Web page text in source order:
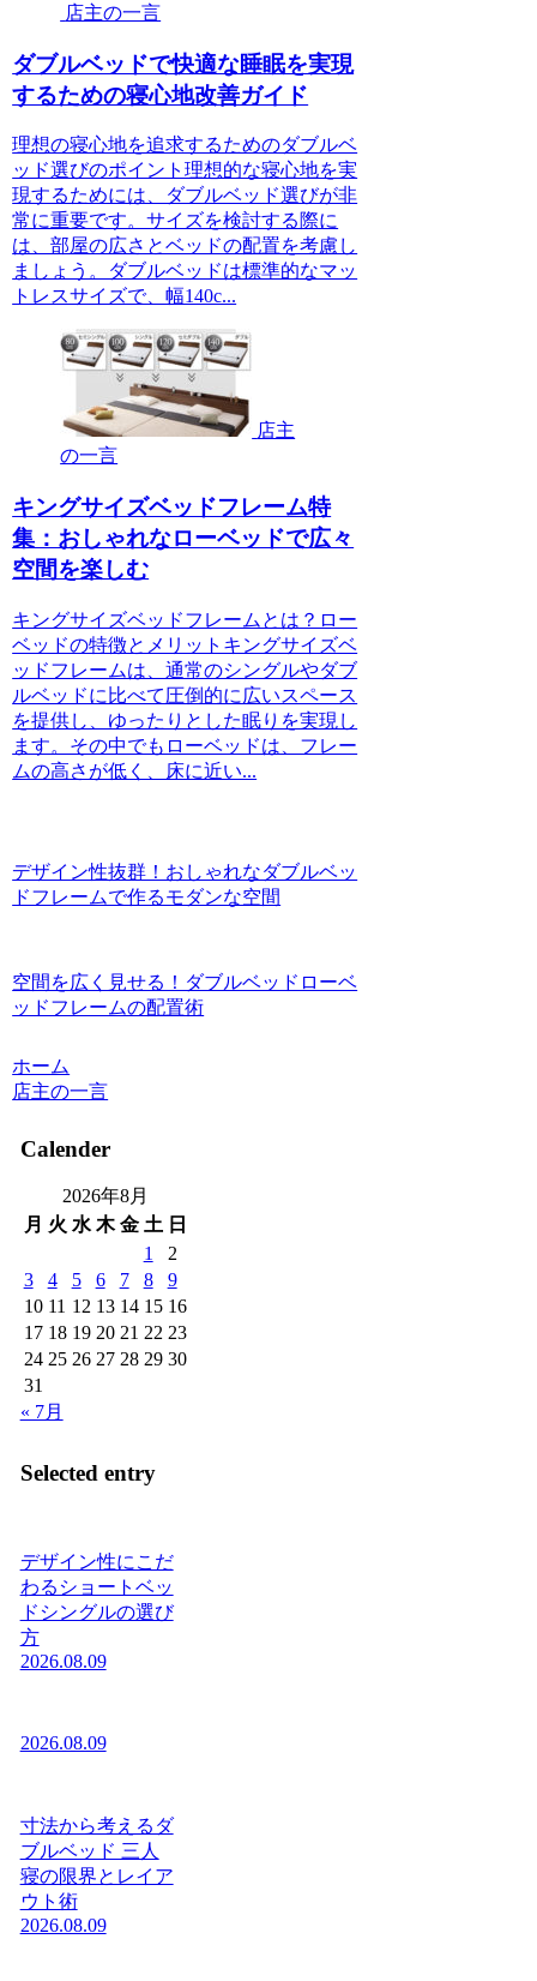
店主の一言
ダブルベッドで快適な睡眠を実現
するための寝心地改善ガイド
理想の寝心地を追求するためのダブルベ
ッド選びのポイント理想的な寝心地を実
現するためには、ダブルベッド選びが非
常に重要です。サイズを検討する際に
は、部屋の広さとベッドの配置を考慮し
ましょう。ダブルベッドは標準的なマッ
トレスサイズで、幅140c...
店主
の一言
キングサイズベッドフレーム特
集：おしゃれなローベッドで広々
空間を楽しむ
キングサイズベッドフレームとは？ロー
ベッドの特徴とメリットキングサイズベ
ッドフレームは、通常のシングルやダブ
ルベッドに比べて圧倒的に広いスペース
を提供し、ゆったりとした眠りを実現し
ます。その中でもローベッドは、フレー
ムの高さが低く、床に近い...
デザイン性抜群！おしゃれなダブルベッ
ドフレームで作るモダンな空間
空間を広く見せる！ダブルベッドローベ
ッドフレームの配置術
ホーム
店主の一言
Calender
2026年8月
月 火 水 木 金 土 日
1
2
3
4 5 6 7 8
9
10 11 12 13 14 15 16
17 18 19 20 21 22 23
24 25 26 27 28 29 30
31
« 7月
Selected entry
デザイン性にこだ
わるショートベッ
ドシングルの選び
方
2026.08.09
2026.08.09
寸法から考えるダ
ブルベッド 三人
寝の限界とレイア
ウト術
2026.08.09